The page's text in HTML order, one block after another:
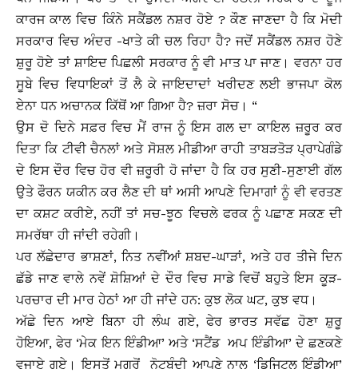
ਕਾਰਜ ਕਾਲ ਵਿਚ ਕਿੰਨੇ ਸਕੈਂਡਲ ਨਸ਼ਰ ਹੋਏ ? ਕੌਣ ਜਾਣਦਾ ਹੈ ਕਿ ਮੋਦੀ
ਸਰਕਾਰ ਵਿਚ ਅੰਦਰ -ਖਾਤੇ ਕੀ ਚਲ ਰਿਹਾ ਹੈ? ਜਦੋਂ ਸਕੈਂਡਲ ਨਸ਼ਰ ਹੋਣੇ
ਸ਼ੁਰੂ ਹੋਏ ਤਾਂ ਸ਼ਾਇਦ ਪਿਛਲੀ ਸਰਕਾਰ ਨੂੰ ਵੀ ਮਾਤ ਪਾ ਜਾਣ। ਵਰਨਾ ਹਰ
ਸੂਬੇ ਵਿਚ ਵਿਧਾਇਕਾਂ ਤੋਂ ਲੈ ਕੇ ਜਾਇਦਾਦਾਂ ਖਰੀਦਣ ਲਈ ਭਾਜਪਾ ਕੋਲ
ਏਨਾ ਧਨ ਅਚਾਨਕ ਕਿੱਥੋਂ ਆ ਗਿਆ ਹੈ? ਜ਼ਰਾ ਸੋਚ। “
ਉਸ ਦੋ ਦਿਨੇ ਸਫ਼ਰ ਵਿਚ ਮੈਂ ਰਾਜ ਨੂੰ ਇਸ ਗਲ ਦਾ ਕਾਇਲ ਜ਼ਰੂਰ ਕਰ
ਦਿਤਾ ਕਿ ਟੀਵੀ ਚੈਨਲਾਂ ਅਤੇ ਸੋਸ਼ਲ ਮੀਡੀਆ ਰਾਹੀ ਤਾਬੜਤੋੜ ਪ੍ਰਾਪੇਗੰਡੇ
ਦੇ ਇਸ ਦੌਰ ਵਿਚ ਹੋਰ ਵੀ ਜ਼ਰੂਰੀ ਹੋ ਜਾਂਦਾ ਹੈ ਕਿ ਹਰ ਸੁਣੀ-ਸੁਣਾਈ ਗੱਲ
ਉਤੇ ਫੌਰਨ ਯਕੀਨ ਕਰ ਲੈਣ ਦੀ ਥਾਂ ਅਸੀ ਆਪਣੇ ਦਿਮਾਗਾਂ ਨੂੰ ਵੀ ਵਰਤਣ
ਦਾ ਕਸ਼ਟ ਕਰੀਏ, ਨਹੀਂ ਤਾਂ ਸਚ-ਝੂਠ ਵਿਚਲੇ ਫਰਕ ਨੂੰ ਪਛਾਣ ਸਕਣ ਦੀ
ਸਮਰੱਥਾ ਹੀ ਜਾਂਦੀ ਰਹੇਗੀ।
ਪਰ ਲੱਛੇਦਾਰ ਭਾਸ਼ਣਾਂ, ਨਿਤ ਨਵੀਂਆਂ ਸ਼ਬਦ-ਘਾੜਾਂ, ਅਤੇ ਹਰ ਤੀਜੇ ਦਿਨ
ਛੱਡੇ ਜਾਣ ਵਾਲੇ ਨਵੇਂ ਸ਼ੋਸ਼ਿਆਂ ਦੇ ਦੌਰ ਵਿਚ ਸਾਡੇ ਵਿਚੋਂ ਬਹੁਤੇ ਇਸ ਕੂੜ-
ਪਰਚਾਰ ਦੀ ਮਾਰ ਹੇਠਾਂ ਆ ਹੀ ਜਾਂਦੇ ਹਨ: ਕੁਝ ਲੋਕ ਘਟ, ਕੁਝ ਵਧ।
ਅੱਛੇ ਦਿਨ ਆਏ ਬਿਨਾ ਹੀ ਲੰਘ ਗਏ, ਫੇਰ ਭਾਰਤ ਸਵੱਛ ਹੋਣਾ ਸ਼ੁਰੂ
ਹੋਇਆ, ਫੇਰ ‘ਮੇਕ ਇਨ ਇੰਡੀਆ’ ਅਤੇ ‘ਸਟੈਂਡ ਅਪ ਇੰਡੀਆ’ ਦੇ ਛਣਕਣੇ
ਵਜਾਏ ਗਏ। ਇਸਤੋਂ ਮਗਰੋਂ ਨੋਟਬੰਦੀ ਆਪਣੇ ਨਾਲ ‘ਡਿਜਿਟਲ ਇੰਡੀਆ’